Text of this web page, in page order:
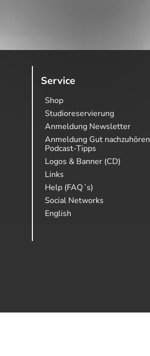
Service
Shop
Studioreservierung
Anmeldung Newsletter
Anmeldung Gut nachzuhören
Podcast-Tipps
Logos & Banner (CD)
Links
Help (FAQ´s)
Social Networks
English